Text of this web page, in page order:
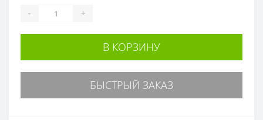
- +
В КОРЗИНУ
БЫСТРЫЙ ЗАКАЗ